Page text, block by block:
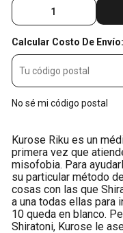
Calcular Costo De Envío:
No sé mi código postal
Kurose Riku es un
primera vez que
misofobia. Para
su particular método
cosas con las que
a una todas ellas para
10 queda en blanco.
Shiratoni, Kurose le